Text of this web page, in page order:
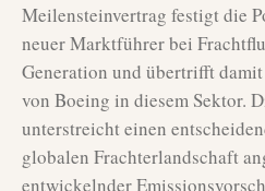
Meilensteinvertrag festigt die
neuer Marktführer bei
Generation und übertrifft
von Boeing in diesem Sektor.
unterstreicht einen
globalen Frachterlandschaft
entwickelnder